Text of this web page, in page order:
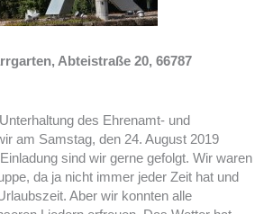
Abteistraße 20, 66787
des Ehrenamt- und
am Samstag, den 24. August 2019
sind wir gerne gefolgt. Wir waren
da ja nicht immer jeder Zeit hat und
Aber wir konnten alle